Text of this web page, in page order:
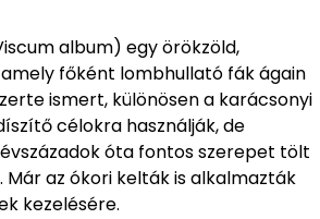
album) egy örökzöld,
főként lombhullató fák ágain
ismert, különösen a karácsonyi
célokra használják, de
óta fontos szerepet tölt
az ókori kelták is alkalmazták
kezelésére.